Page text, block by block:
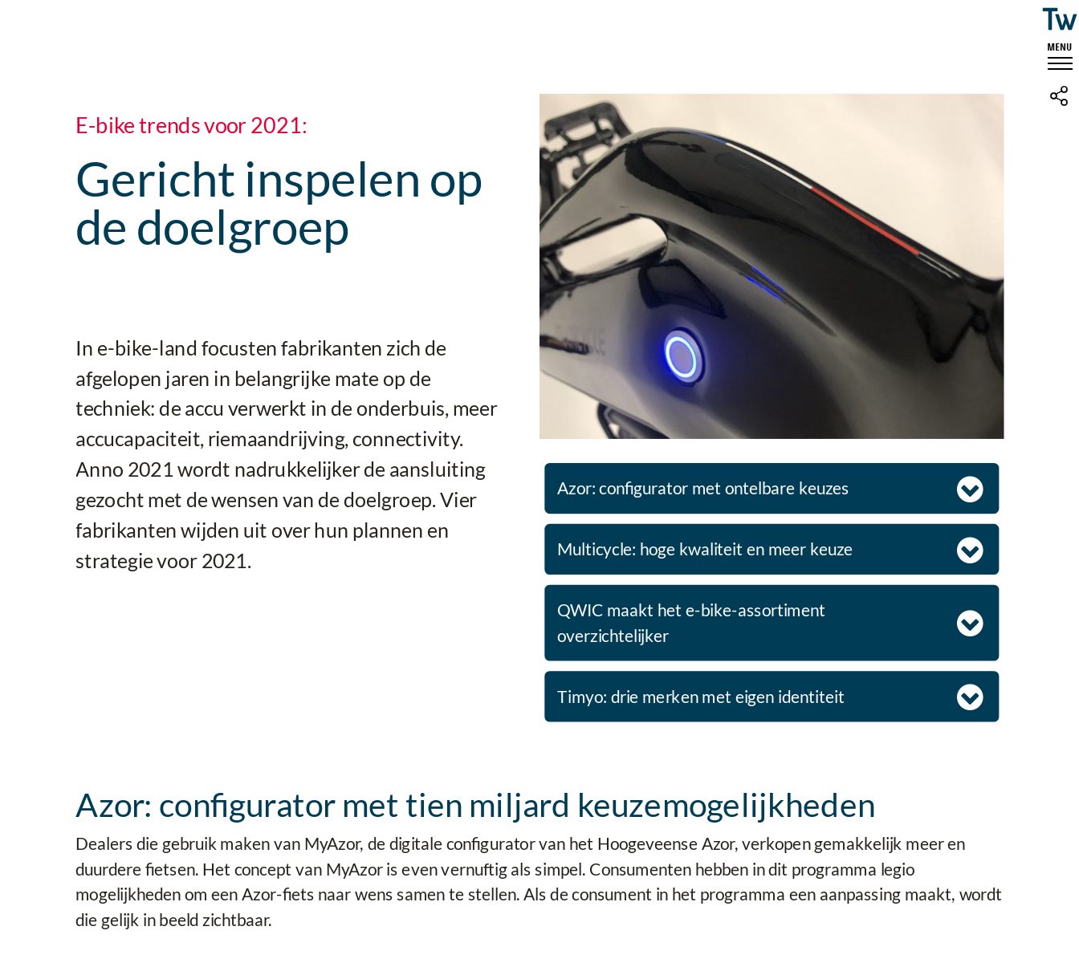
E-bike trends voor 2021:
Gericht inspelen op
de doelgroep
In e-bike-land focusten fabrikanten zich de
afgelopen jaren in belangrijke mate op de
techniek: de accu verwerkt in de onderbuis, meer
accucapaciteit, riemaandrijving, connectivity.
Anno 2021 wordt nadrukkelijker de aansluiting
gezocht met de wensen van de doelgroep. Vier
fabrikanten wijden uit over hun plannen en
strategie voor 2021.
Azor: configurator met ontelbare keuzes
Multicycle: hoge kwaliteit en meer keuze
QWIC maakt het e-bike-assortiment
overzichtelijker
Timyo: drie merken met eigen identiteit
Azor: configurator met tien miljard keuzemogelijkheden
Dealers die gebruik maken van MyAzor, de digitale configurator van het Hoogeveense Azor, verkopen gemakkelijk meer en
duurdere fietsen. Het concept van MyAzor is even vernuftig als simpel. Consumenten hebben in dit programma legio
mogelijkheden om een Azor-fiets naar wens samen te stellen. Als de consument in het programma een aanpassing maakt, wordt
die gelijk in beeld zichtbaar.